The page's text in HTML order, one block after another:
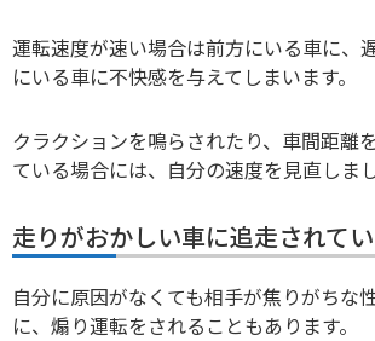
運転速度が速い場合は前方にいる車に、
にいる車に不快感を与えてしまいます。
クラクションを鳴らされたり、車間距離
ている場合には、自分の速度を見直しまし
走りがおかしい車に追走されて
自分に原因がなくても相手が焦りがちな
に、煽り運転をされることもあります。